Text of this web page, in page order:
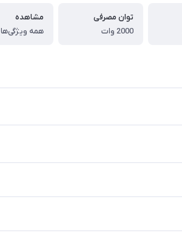
توان مصرفی
2000 وات
مشاهده
همه ویژگی‌ها